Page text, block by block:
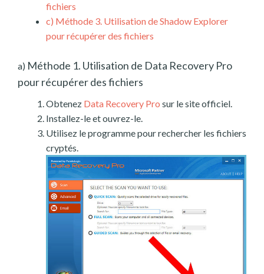
fichiers
c) Méthode 3. Utilisation de Shadow Explorer
pour récupérer des fichiers
a) Méthode 1. Utilisation de Data Recovery Pro
pour récupérer des fichiers
Obtenez Data Recovery Pro sur le site officiel.
Installez-le et ouvrez-le.
Utilisez le programme pour rechercher les fichiers
cryptés.